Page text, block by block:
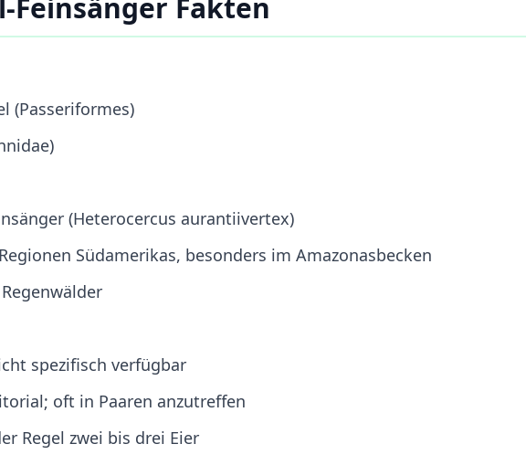
(Passeriformes)
(Heterocercus aurantiivertex)
Südamerikas, besonders im Amazonasbecken
spezifisch verfügbar
oft in Paaren anzutreffen
Regel zwei bis drei Eier